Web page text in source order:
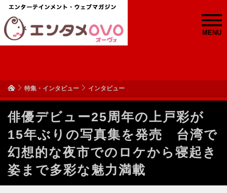
MENU
特集・インタビュー インタビュー
俳優デビュー25周年の上戸彩が
15年ぶりの写真集を発売 台湾で
幻想的な夜市でのロケから寝起き
姿まで多彩な魅力満載